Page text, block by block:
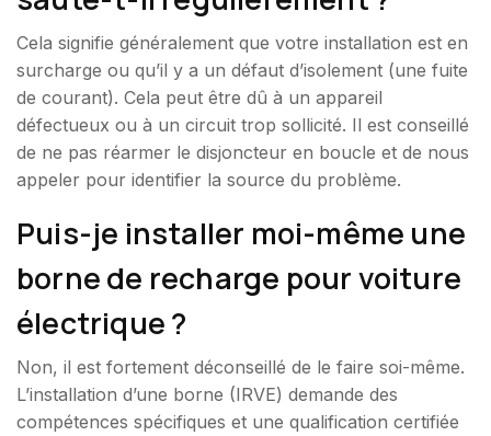
Cela signifie généralement que votre installation est en
surcharge ou qu’il y a un défaut d’isolement (une fuite
de courant). Cela peut être dû à un appareil
défectueux ou à un circuit trop sollicité. Il est conseillé
de ne pas réarmer le disjoncteur en boucle et de nous
appeler pour identifier la source du problème.
Puis-je installer moi-même une
borne de recharge pour voiture
électrique ?
Non, il est fortement déconseillé de le faire soi-même.
L’installation d’une borne (IRVE) demande des
compétences spécifiques et une qualification certifiée